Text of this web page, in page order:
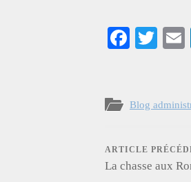
Blog
ARTICLE
La chasse aux